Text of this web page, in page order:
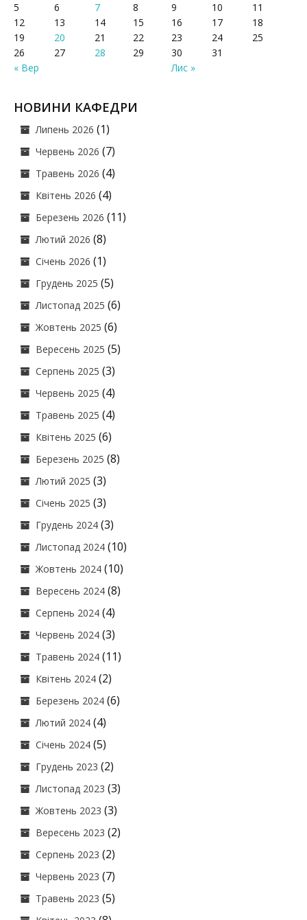
« Вер Лис »
5
6 7 8 9 10
11
12
13 14 15 16 17
18
19
20 21 22 23 24
25
26
27 28 29 30 31
НОВИНИ КАФЕДРИ
Липень 2026 (1)
Червень 2026 (7)
Травень 2026 (4)
Квітень 2026 (4)
Березень 2026 (11)
Лютий 2026 (8)
Січень 2026 (1)
Грудень 2025 (5)
Листопад 2025 (6)
Жовтень 2025 (6)
Вересень 2025 (5)
Серпень 2025 (3)
Червень 2025 (4)
Травень 2025 (4)
Квітень 2025 (6)
Березень 2025 (8)
Лютий 2025 (3)
Січень 2025 (3)
Грудень 2024 (3)
Листопад 2024 (10)
Жовтень 2024 (10)
Вересень 2024 (8)
Серпень 2024 (4)
Червень 2024 (3)
Травень 2024 (11)
Квітень 2024 (2)
Березень 2024 (6)
Лютий 2024 (4)
Січень 2024 (5)
Грудень 2023 (2)
Листопад 2023 (3)
Жовтень 2023 (3)
Вересень 2023 (2)
Серпень 2023 (2)
Червень 2023 (7)
Травень 2023 (5)